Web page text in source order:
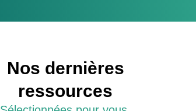
Nos dernières
ressources